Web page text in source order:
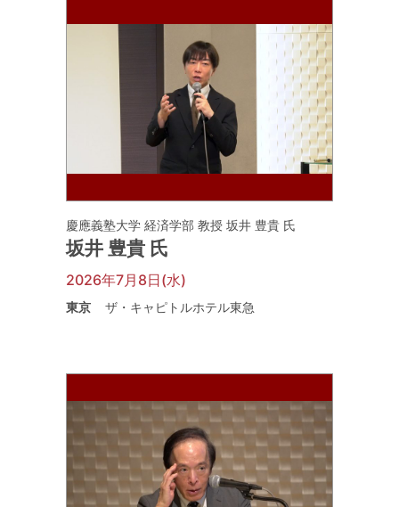
慶應義塾大学 経済学部 教授 坂井 豊貴 氏
坂井 豊貴 氏
2026年7月8日(水)
東京 ザ・キャピトルホテル東急